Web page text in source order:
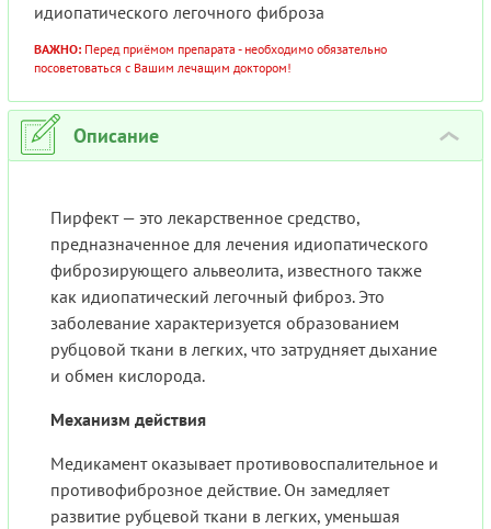
идиопатического легочного фиброза
ВАЖНО: Перед приёмом препарата - необходимо обязательно
посоветоваться с Вашим лечащим доктором!
Описание ›
Пирфект — это лекарственное средство,
предназначенное для лечения идиопатического
фиброзирующего альвеолита, известного также
как идиопатический легочный фиброз. Это
заболевание характеризуется образованием
рубцовой ткани в легких, что затрудняет дыхание
и обмен кислорода.
Механизм действия
Медикамент оказывает противовоспалительное и
противофиброзное действие. Он замедляет
развитие рубцевой ткани в легких, уменьшая